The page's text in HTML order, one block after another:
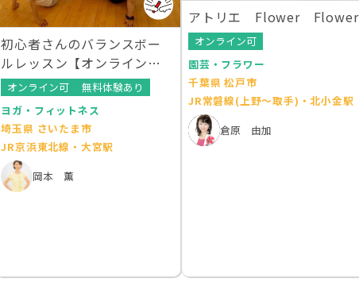
初心者さんのバランスボー
ルレッスン【オンラインレ
ッスンあり】
オンライン可
無料体験あり
ヨガ・フィットネス
埼玉県 さいたま市
JR京浜東北線・大宮駅
岡本 薫
アトリエ Flower Flower
オンライン可
園芸・フラワー
千葉県 松戸市
JR常磐線(上野～取手)・北小金駅
倉原 由加